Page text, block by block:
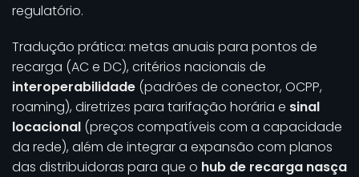
regulatório.
Tradução prática: metas anuais para pontos de
recarga (AC e DC), critérios nacionais de
interoperabilidade (padrões de conector, OCPP,
roaming), diretrizes para tarifação horária e sinal
locacional (preços compatíveis com a capacidade
da rede), além de integrar a expansão com planos
das distribuidoras para que o hub de recarga nasça